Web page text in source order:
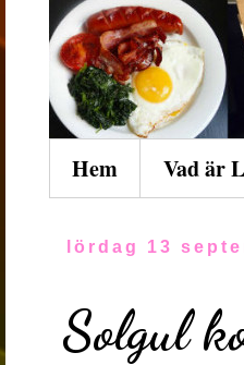
Hem Vad är
lördag 13
Solgul